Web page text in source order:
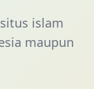
islam
maupun